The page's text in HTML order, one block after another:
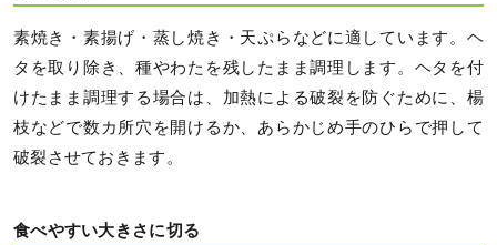
素焼き・素揚げ・蒸し焼き・天ぷらなどに適しています。ヘ
タを取り除き、種やわたを残したまま調理します。ヘタを付
けたまま調理する場合は、加熱による破裂を防ぐために、楊
枝などで数カ所穴を開けるか、あらかじめ手のひらで押して
破裂させておきます。
食べやすい大きさに切る